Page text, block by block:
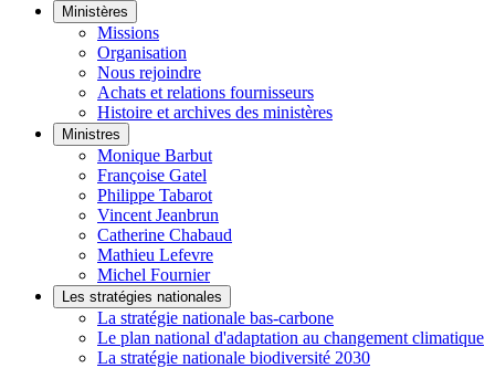
Ministères
Missions
Organisation
Nous rejoindre
Achats et relations fournisseurs
Histoire et archives des ministères
Ministres
Monique Barbut
Françoise Gatel
Philippe Tabarot
Vincent Jeanbrun
Catherine Chabaud
Mathieu Lefevre
Michel Fournier
Les stratégies nationales
La stratégie nationale bas-carbone
Le plan national d'adaptation au changement climatique
La stratégie nationale biodiversité 2030